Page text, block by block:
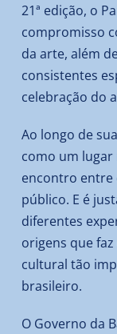
21ª edição, o
compromisso
da arte, além
consistentes
celebração do
Ao longo de
como um
encontro entre
público. E é
diferentes
origens que
cultural tão
brasileiro.
O Governo da